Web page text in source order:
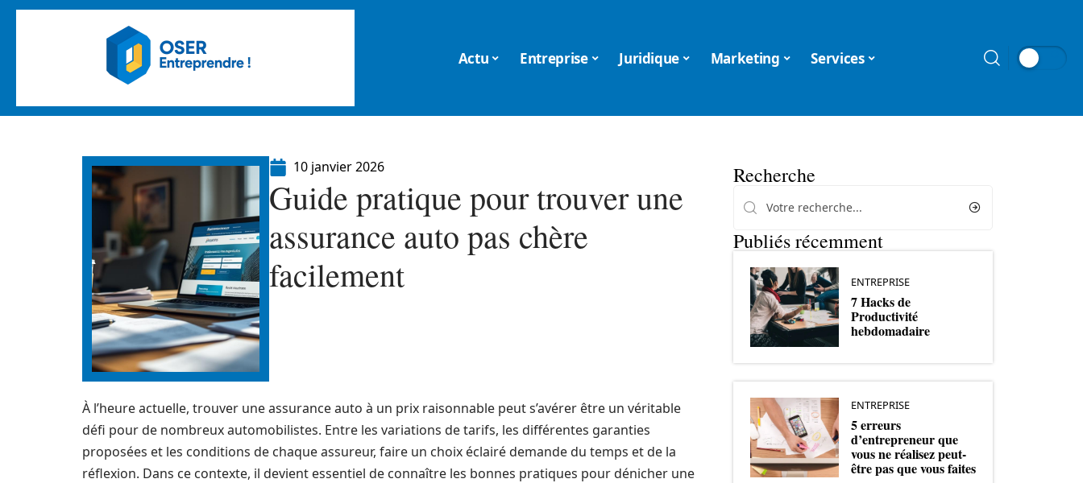
Actu Entreprise Juridique Marketing Services
10 janvier 2026
Guide pratique pour trouver une
assurance auto pas chère
facilement
À l’heure actuelle, trouver une assurance auto à un prix raisonnable peut s’avérer être un véritable
défi pour de nombreux automobilistes. Entre les variations de tarifs, les différentes garanties
proposées et les conditions de chaque assureur, faire un choix éclairé demande du temps et de la
réflexion. Dans ce contexte, il devient essentiel de connaître les bonnes pratiques pour dénicher une
Recherche
Publiés récemment
ENTREPRISE
7 Hacks de
Productivité
hebdomadaire
ENTREPRISE
5 erreurs
d’entrepreneur que
vous ne réalisez peut-
être pas que vous faites